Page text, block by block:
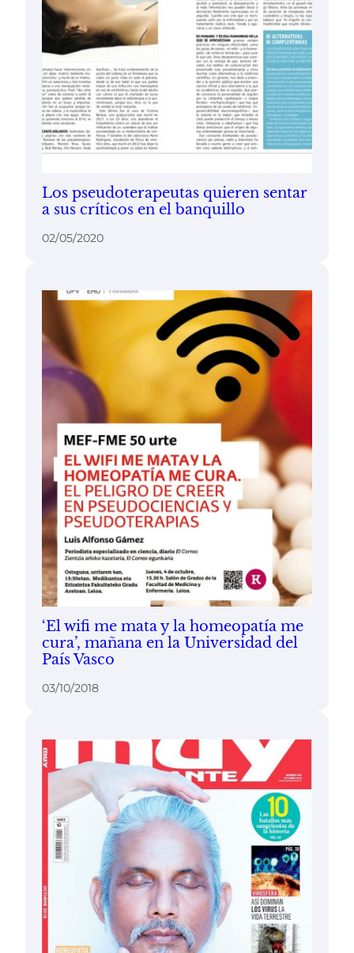
Los pseudoterapeutas quieren sentar
a sus críticos en el banquillo
02/05/2020
‘El wifi me mata y la homeopatía me
cura’, mañana en la Universidad del
País Vasco
03/10/2018